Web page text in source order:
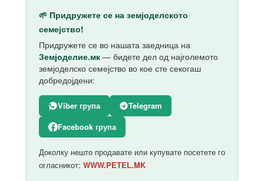
🌱 Придружете се на земјоделското
семејство!
Придружете се во нашата заедница на
Земјоделие.мк— бидете дел од најголемото
земјоделско семејство во кое сте секогаш
добредојдени:
Viber група
Telegram
Facebook група
Доколку нешто продавате или купувате посетете го
огласникот: WWW.PETEL.MK